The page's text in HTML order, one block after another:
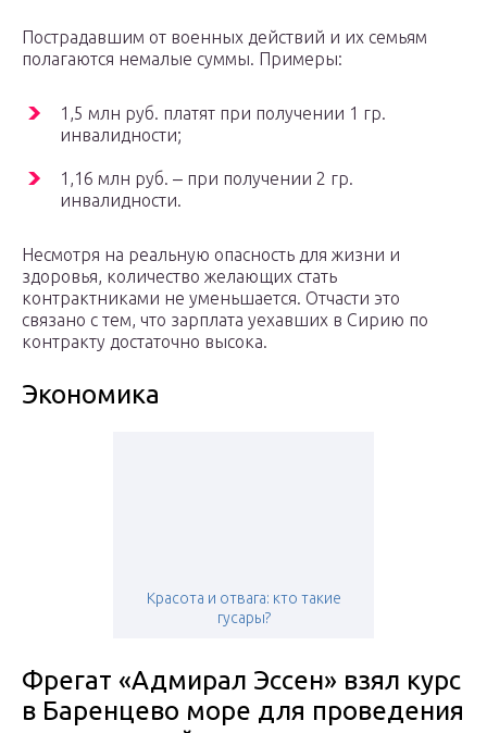
Пострадавшим от военных действий и их семьям
полагаются немалые суммы. Примеры:
1,5 млн руб. платят при получении 1 гр.
инвалидности;
1,16 млн руб. ‒ при получении 2 гр.
инвалидности.
Несмотря на реальную опасность для жизни и
здоровья, количество желающих стать
контрактниками не уменьшается. Отчасти это
связано с тем, что зарплата уехавших в Сирию по
контракту достаточно высока.
Экономика
Красота и отвага: кто такие
гусары?
Фрегат «Адмирал Эссен» взял курс
в Баренцево море для проведения